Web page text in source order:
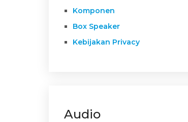
Komponen
Box Speaker
Kebijakan Privacy
Audio